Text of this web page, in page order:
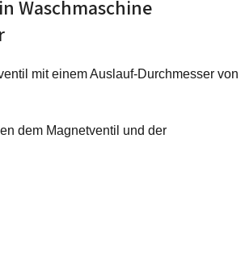
Waschmaschine
mit einem Auslauf-Durchmesser von
dem Magnetventil und der